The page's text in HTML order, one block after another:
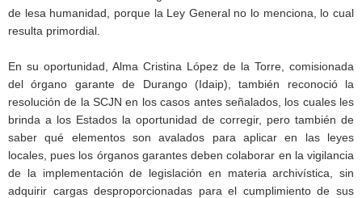
de lesa humanidad, porque la Ley General no lo menciona, lo cual
resulta primordial.
En su oportunidad, Alma Cristina López de la Torre, comisionada
del órgano garante de Durango (Idaip), también reconoció la
resolución de la SCJN en los casos antes señalados, los cuales les
brinda a los Estados la oportunidad de corregir, pero también de
saber qué elementos son avalados para aplicar en las leyes
locales, pues los órganos garantes deben colaborar en la vigilancia
de la implementación de legislación en materia archivística, sin
adquirir cargas desproporcionadas para el cumplimiento de sus